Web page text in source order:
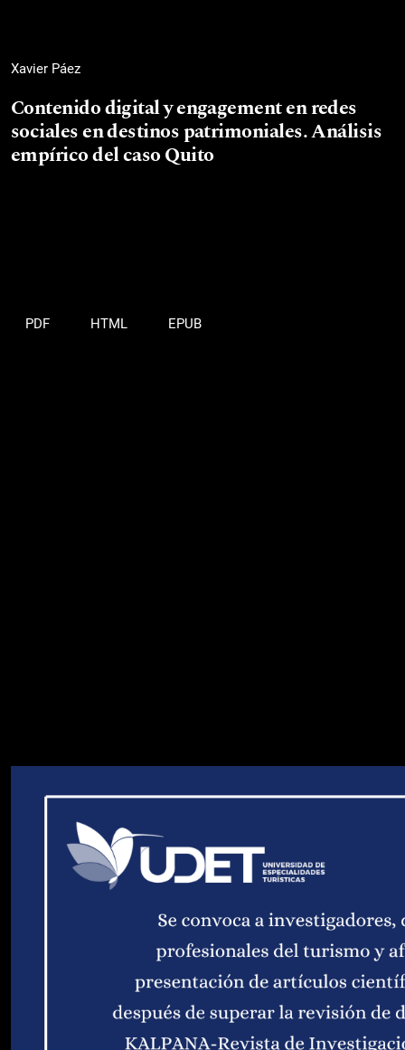
Xavier Páez
Contenido digital y engagement en redes
sociales en destinos patrimoniales. Análisis
empírico del caso Quito
PDF HTML EPUB